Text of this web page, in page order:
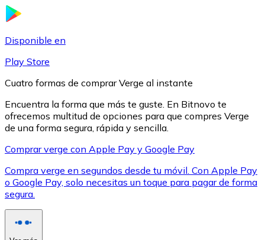
XRP
XRP
Disponible en
Play Store
Cuatro formas de comprar Verge al instante
Encuentra la forma que más te guste. En Bitnovo te
ofrecemos multitud de opciones para que compres Verge
de una forma segura, rápida y sencilla.
Comprar verge con Apple Pay y Google Pay
Compra verge en segundos desde tu móvil. Con Apple Pay
o Google Pay, solo necesitas un toque para pagar de forma
segura.